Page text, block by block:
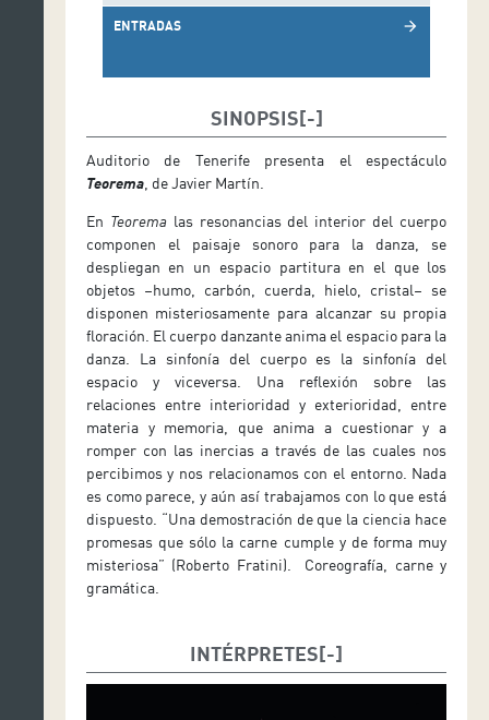
ENTRADAS arrow_forward
SINOPSIS
Auditorio de Tenerife presenta el espectáculo
Teorema, de Javier Martín.
En Teoremalas resonancias del interior del cuerpo
componen el paisaje sonoro para la danza, se
despliegan en un espacio partitura en el que los
objetos –humo, carbón, cuerda, hielo, cristal– se
disponen misteriosamente para alcanzar su propia
floración. El cuerpo danzante anima el espacio para la
danza. La sinfonía del cuerpo es la sinfonía del
espacio y viceversa. Una reflexión sobre las
relaciones entre interioridad y exterioridad, entre
materia y memoria, que anima a cuestionar y a
romper con las inercias a través de las cuales nos
percibimos y nos relacionamos con el entorno. Nada
es como parece, y aún así trabajamos con lo que está
dispuesto. “Una demostración de que la ciencia hace
promesas que sólo la carne cumple y de forma muy
misteriosa” (Roberto Fratini). Coreografía, carne y
gramática.
INTÉRPRETES